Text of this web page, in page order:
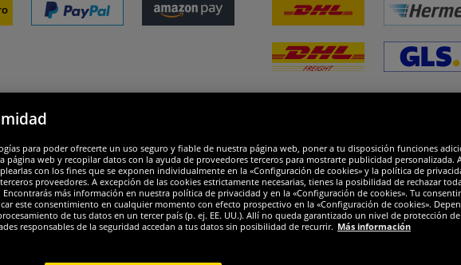
para poder ofrecerte un uso seguro y fiable de nuestra página web, poner a tu disposición funciones
web y recopilar datos con la ayuda de proveedores terceros para mostrarte publicidad personalizada.
con los fines que se exponen individualmente en la «Configuración de cookies» y la política de
proveedores. A excepción de las cookies estrictamente necesarias, tienes la posibilidad de rechazar
Encontrarás más información en nuestra política de privacidad y en la «Configuración de cookies». Tu
este consentimiento en cualquier momento con efecto prospectivo en la «Configuración de cookies».
de tus datos en un tercer país (p. ej. EE. UU.). Allí no queda garantizado un nivel de protección de
responsables de la seguridad accedan a tus datos sin posibilidad de recurrir. Más información